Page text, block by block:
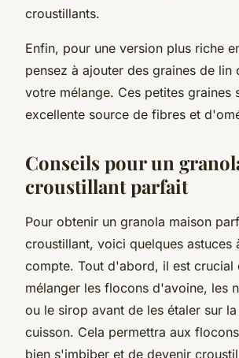
croustillants.
Enfin, pour une version plus riche
pensez à ajouter des graines de lin
votre mélange. Ces petites graines
excellente source de fibres et
Conseils pour un
croustillant parfait
Pour obtenir un granola maison
croustillant, voici quelques astuces
compte. Tout d'abord, il est crucial
mélanger les flocons d'avoine, les
ou le sirop avant de les étaler sur
cuisson. Cela permettra aux
bien s'imbiber et de devenir